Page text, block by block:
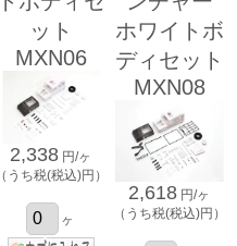
ット
MXN06
2,338 円/ヶ
（うち税(税込)円）
ヶ
ホワイトボ
ディセット
MXN08
2,618 円/ヶ
（うち税(税込)円）